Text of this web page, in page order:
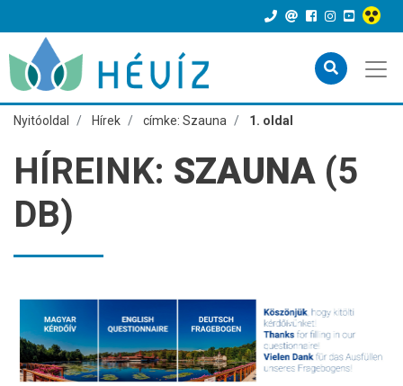
Nyitóoldal Hírek címke: Szauna 1. oldal
HÍREINK: SZAUNA (5
DB)